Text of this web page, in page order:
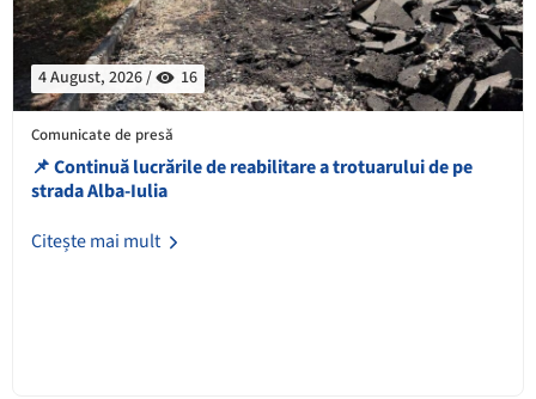
4 August, 2026 / 16
Comunicate de presă
📌 Continuă lucrările de reabilitare a trotuarului de pe
strada Alba-Iulia
Citește mai mult